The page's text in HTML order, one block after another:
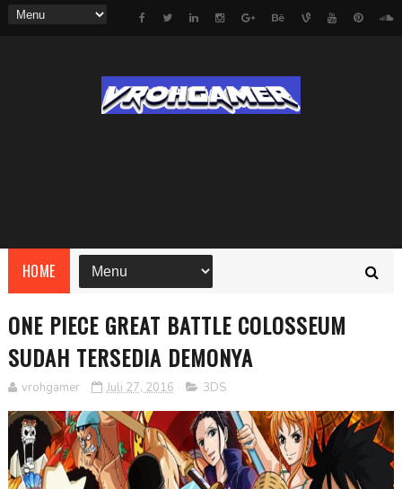
HOME
ONE PIECE GREAT BATTLE COLOSSEUM
SUDAH TERSEDIA DEMONYA
vrohgamer Juli 27, 2016 3DS